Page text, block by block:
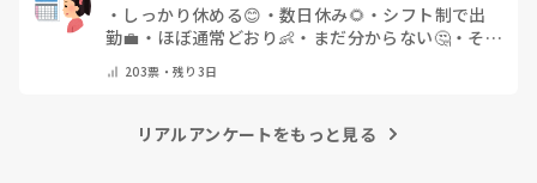
・ しっかり休める😊 ・ 数日休み🌻 ・ シフト制で出
勤💼 ・ ほぼ通常どおり👶 ・ まだ分からない🤔・ その
203票・残り3日
リアルアンケートをもっと見る